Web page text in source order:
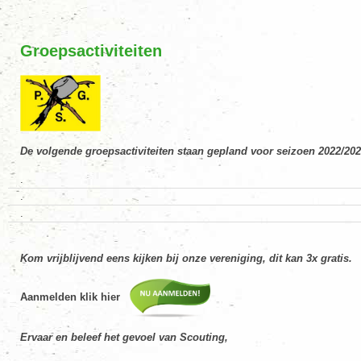
Groepsactiviteiten
De volgende groepsactiviteiten staan gepland voor seizoen 2022/
.
.
.
Kom vrijblijvend eens kijken bij onze vereniging, dit kan 3x gratis.
Aanmelden klik hier
Ervaar en beleef het gevoel van Scouting,